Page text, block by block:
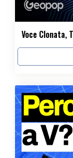
Voce Clonata,